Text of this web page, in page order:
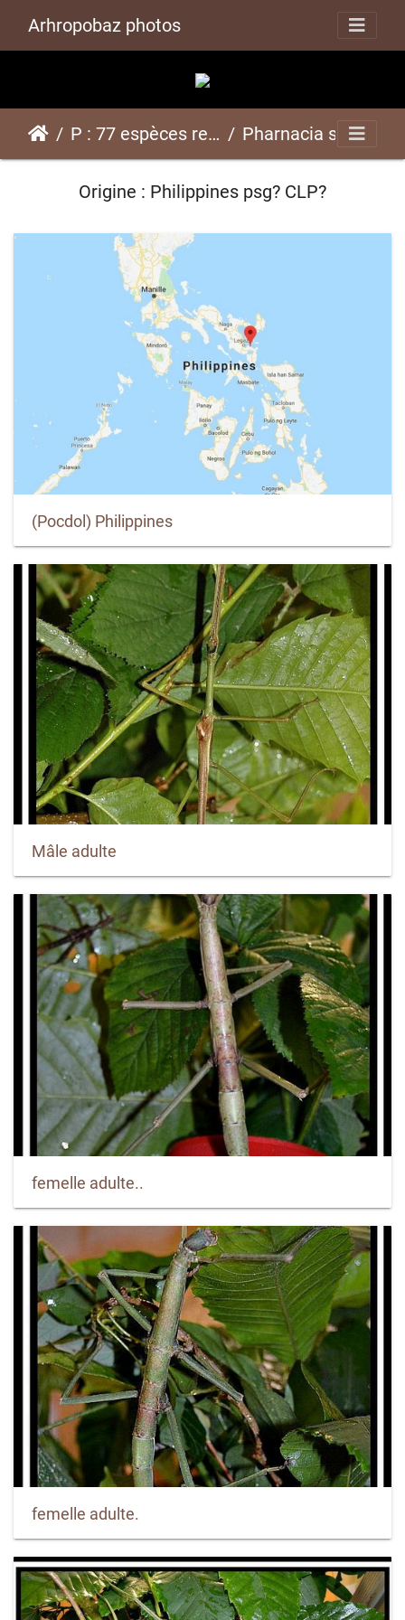
Arhropobaz photos
P : 77 espèces représentées ici Pharnacia sp "Pocdol"psg? CLP?
Origine : Philippines psg? CLP?
(Pocdol) Philippines
Mâle adulte
femelle adulte..
femelle adulte.